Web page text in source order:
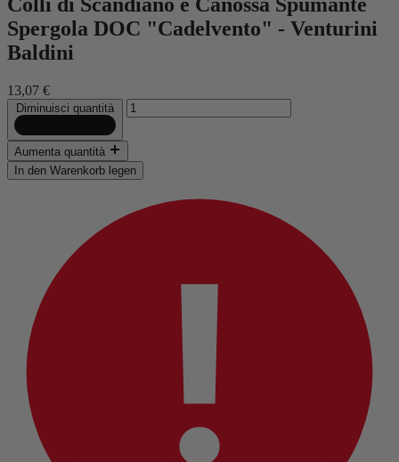
Spergola DOC "Cadelvento" - Venturini
Baldini
13,07 €
Diminuisci quantità
Aumenta quantità
In den Warenkorb legen